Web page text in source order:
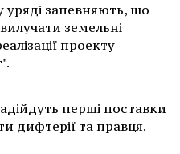
уряді запевняють, що
земельні
проекту
перші поставки
дифтерії та правця.